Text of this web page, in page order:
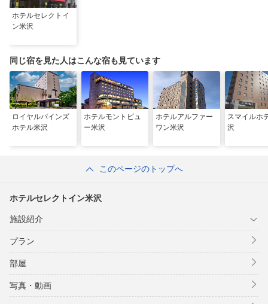
ホテルセレクトイ
ン米沢
同じ宿を見た人はこんな宿も見ています
ロイヤルパインズ
ホテル米沢
ホテルモントビュ
ー米沢
ホテルアルファー
ワン米沢
スマイルホ
沢
このページのトップへ
ホテルセレクトイン米沢
施設紹介
プラン
部屋
写真・動画